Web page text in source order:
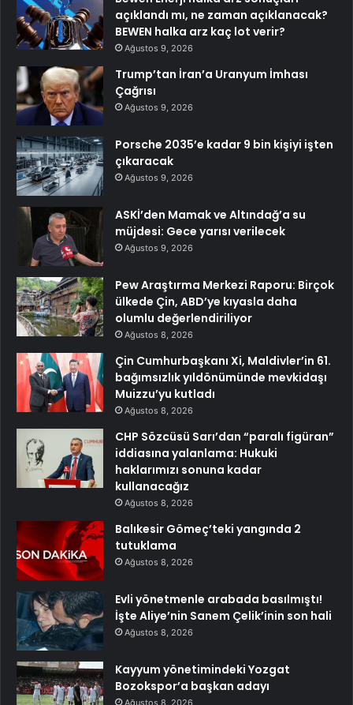
açıklandı mı, ne zaman açıklanacak?
BEWEN halka arz kaç lot verir?
Ağustos 9, 2026
Trump’tan İran’a Uranyum İmhası
Çağrısı
Ağustos 9, 2026
Porsche 2035’e kadar 9 bin kişiyi işten
çıkaracak
Ağustos 9, 2026
ASKİ’den Mamak ve Altındağ’a su
müjdesi: Gece yarısı verilecek
Ağustos 9, 2026
Pew Araştırma Merkezi Raporu: Birçok
ülkede Çin, ABD’ye kıyasla daha
olumlu değerlendiriliyor
Ağustos 8, 2026
Çin Cumhurbaşkanı Xi, Maldivler’in 61.
bağımsızlık yıldönümünde mevkidaşı
Muizzu’yu kutladı
Ağustos 8, 2026
CHP Sözcüsü Sarı’dan “paralı figüran”
iddiasına yalanlama: Hukuki
haklarımızı sonuna kadar
kullanacağız
Ağustos 8, 2026
Balıkesir Gömeç’teki yangında 2
tutuklama
Ağustos 8, 2026
Evli yönetmenle arabada basılmıştı!
İşte Aliye’nin Sanem Çelik’inin son hali
Ağustos 8, 2026
Kayyum yönetimindeki Yozgat
Bozokspor’a başkan adayı
Ağustos 8, 2026